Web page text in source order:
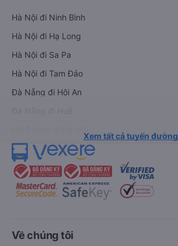
Hà Nội đi Ninh Bình
Hà Nội đi Hạ Long
Hà Nội đi Sa Pa
Hà Nội đi Tam Đảo
Đà Nẵng đi Hội An
Xem tất cả tuyến đường
Về chúng tôi